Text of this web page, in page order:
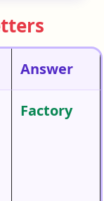
Answer
Factory